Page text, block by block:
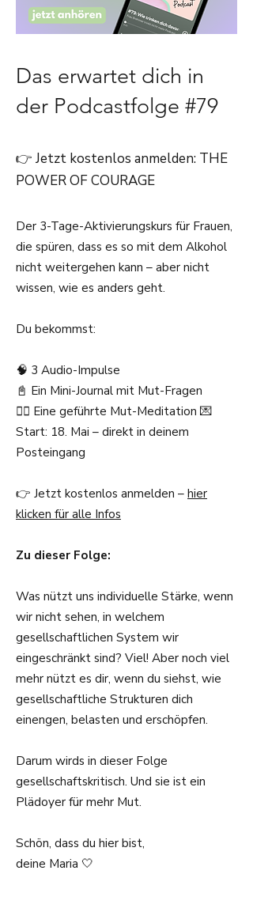
Das erwartet dich in
der Podcastfolge #79
👉 Jetzt kostenlos anmelden: THE
POWER OF COURAGE
Der 3-Tage-Aktivierungskurs für Frauen,
die spüren, dass es so mit dem Alkohol
nicht weitergehen kann – aber nicht
wissen, wie es anders geht.
Du bekommst:
🧠 3 Audio-Impulse
📓 Ein Mini-Journal mit Mut-Fragen
🧘‍♀️ Eine geführte Mut-Meditation 💌
Start: 18. Mai – direkt in deinem
Posteingang
👉 Jetzt kostenlos anmelden – hier
klicken für alle Infos
Zu dieser Folge:
Was nützt uns individuelle Stärke, wenn
wir nicht sehen, in welchem
gesellschaftlichen System wir
eingeschränkt sind? Viel! Aber noch viel
mehr nützt es dir, wenn du siehst, wie
gesellschaftliche Strukturen dich
einengen, belasten und erschöpfen.
Darum wirds in dieser Folge
gesellschaftskritisch. Und sie ist ein
Plädoyer für mehr Mut.
Schön, dass du hier bist,
deine Maria 🤍